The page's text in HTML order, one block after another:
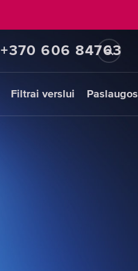
+370 606 84763
Filtrai verslui Paslaugos